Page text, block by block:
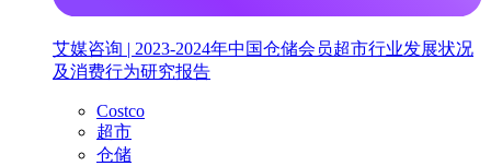
艾媒咨询 | 2023-2024年中国仓储会员超市行业发展状况
及消费行为研究报告
Costco
超市
仓储